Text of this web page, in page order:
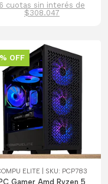
6 cuotas sin interés de
$308.047
OFF
ELITE | SKU: PCP783
PC Gamer Amd Ryzen 5